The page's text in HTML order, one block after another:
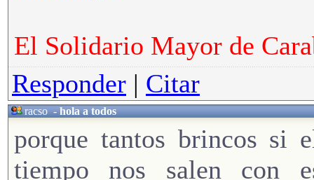
El Solidario Mayor de
Responder | Citar
racso-hola a todos
porque tantos brincos si
tiempo nos salen con